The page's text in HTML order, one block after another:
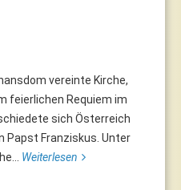
vereinte Kirche,
feierlichen Requiem im
sich Österreich
Papst Franziskus. Unter
Weiterlesen